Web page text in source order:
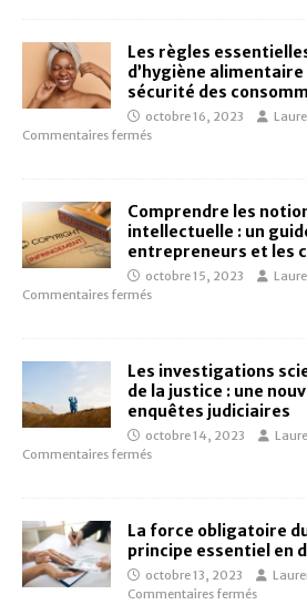
Les règles
d’hygiène
sécurité des
octobre 16, 2023
Commentaires fermés
Comprendre les
intellectuelle : un
entrepreneurs et les
octobre 15, 2023
Commentaires fermés
Les investigations
de la justice : une
enquêtes judiciaires
octobre 14, 2023
Commentaires fermés
La force obligatoire
principe essentiel en
octobre 13, 2023
Commentaires fermés